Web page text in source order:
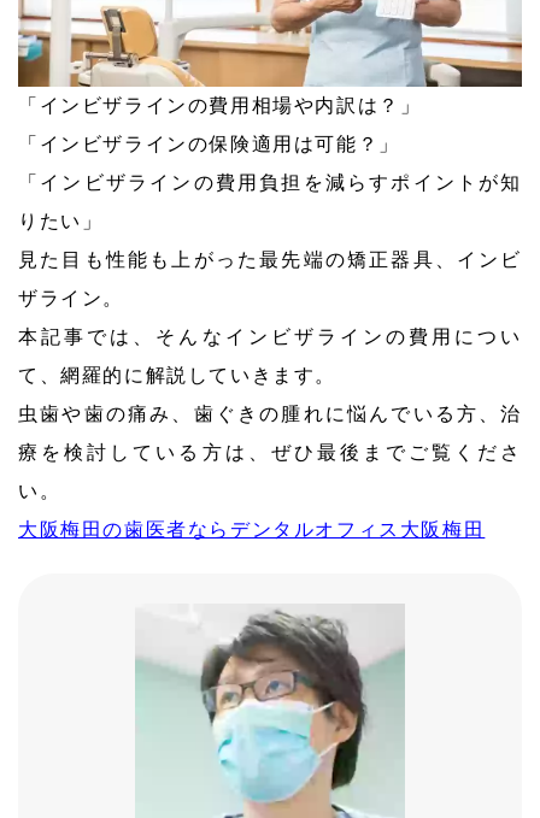
「インビザラインの費用相場や内訳は？」
「インビザラインの保険適用は可能？」
「インビザラインの費用負担を減らすポイントが知
りたい」
見た目も性能も上がった最先端の矯正器具、インビ
ザライン。
本記事では、そんなインビザラインの費用につい
て、網羅的に解説していきます。
虫歯や歯の痛み、歯ぐきの腫れに悩んでいる方、治
療を検討している方は、ぜひ最後までご覧くださ
い。
大阪梅田の歯医者ならデンタルオフィス大阪梅田